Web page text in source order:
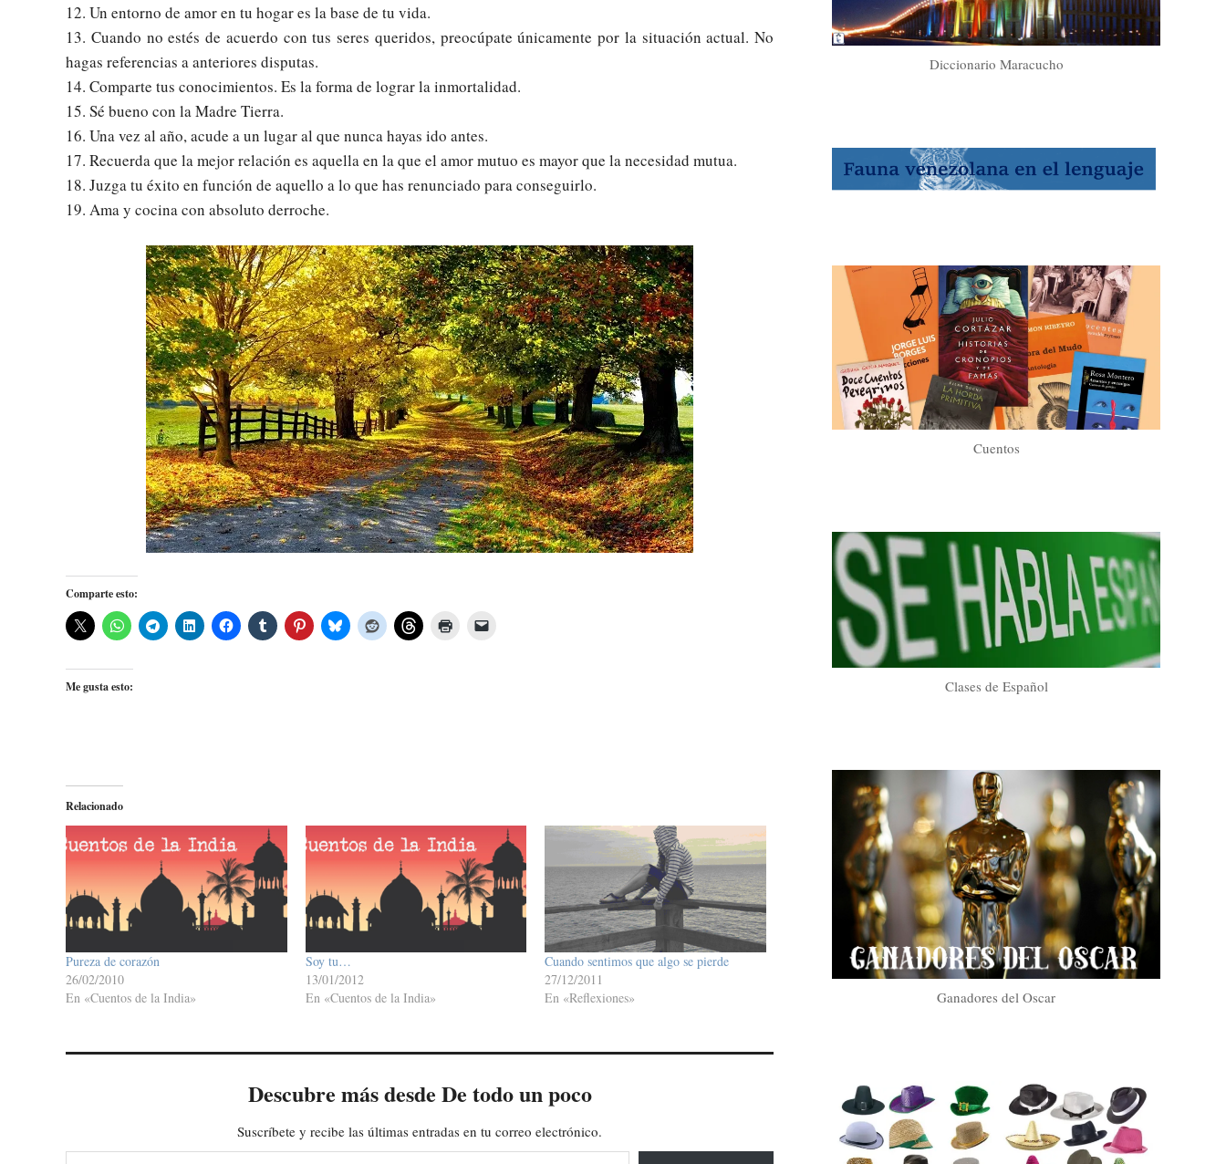
12. Un entorno de amor en tu hogar es la base de tu vida.
13. Cuando no estés de acuerdo con tus seres queridos, preocúpate únicamente por la situación actual. No
hagas referencias a anteriores disputas.
14. Comparte tus conocimientos. Es la forma de lograr la inmortalidad.
15. Sé bueno con la Madre Tierra.
16. Una vez al año, acude a un lugar al que nunca hayas ido antes.
17. Recuerda que la mejor relación es aquella en la que el amor mutuo es mayor que la necesidad mutua.
18. Juzga tu éxito en función de aquello a lo que has renunciado para conseguirlo.
19. Ama y cocina con absoluto derroche.
Comparte esto:
Me gusta esto:
Relacionado
Pureza de corazón
26/02/2010
En «Cuentos de la India»
Soy tu…
13/01/2012
En «Cuentos de la India»
Cuando sentimos que algo se pierde
27/12/2011
En «Reflexiones»
Descubre más desde De todo un poco
Suscríbete y recibe las últimas entradas en tu correo electrónico.
Escribe tu correo electrónico…
Diccionario Maracucho
Cuentos
Clases de Español
Ganadores del Oscar